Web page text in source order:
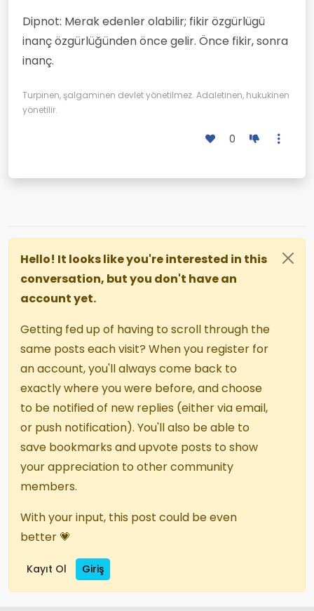
Dipnot: Merak edenler olabilir; fikir özgürlügü
inanç özgürlüğünden önce gelir. Önce fikir, sonra
inanç.
Turpinen, şalgaminen devlet yönetilmez. Adaletinen, hukukinen
yönetilir.
0
Hello! It looks like you're interested in this
conversation, but you don't have an
account yet.
Getting fed up of having to scroll through the
same posts each visit? When you register for
an account, you'll always come back to
exactly where you were before, and choose
to be notified of new replies (either via email,
or push notification). You'll also be able to
save bookmarks and upvote posts to show
your appreciation to other community
members.
With your input, this post could be even
better 💗
Kayıt Ol Giriş